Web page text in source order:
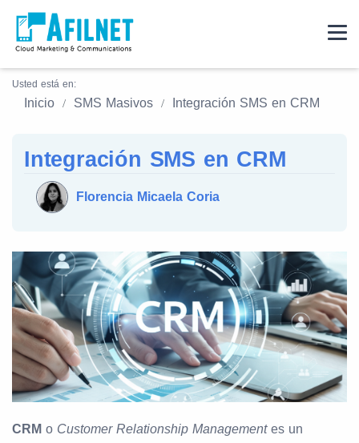
Usted está en:
Inicio SMS Masivos Integración SMS en CRM
Integración SMS en CRM
Florencia Micaela Coria
CRM o Customer Relationship Managementes un